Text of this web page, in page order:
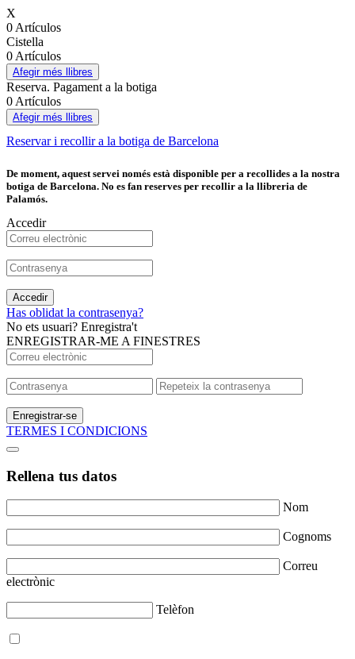
X
0 Artículos
Cistella
0 Artículos
Afegir més llibres
Reserva. Pagament a la botiga
0 Artículos
Afegir més llibres
Reservar i recollir a la botiga de Barcelona
De moment, aquest servei només està disponible per a recollides a la nostra
botiga de Barcelona. No es fan reserves per recollir a la llibreria de
Palamós.
Accedir
Accedir
Has oblidat la contrasenya?
No ets usuari? Enregistra't
ENREGISTRAR-ME A FINESTRES
Enregistrar-se
TERMES I CONDICIONS
Rellena tus datos
Nom
Cognoms
Correu
electrònic
Telèfon